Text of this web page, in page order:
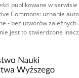
publikowane w
Commons: uznanie
- bez utworów zależnych
jest to stwierdzone